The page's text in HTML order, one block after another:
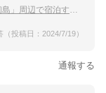
におすすめの温泉付きホテル
投稿日：2024/7/19）
通報する